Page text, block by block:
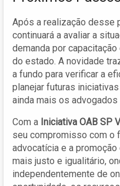
Após a realização desse
continuará a avaliar a
demanda por
do estado. A novidade
a fundo para verificar a
planejar futuras
ainda mais os advogados
Com a Iniciativa OAB SP
seu compromisso com o
advocatícia e a
mais justo e igualitário,
independentemente de